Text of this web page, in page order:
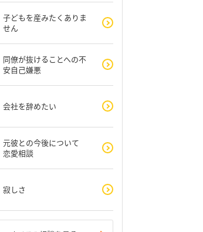
子どもを産みたくありま
せん
同僚が抜けることへの不
安自己嫌悪
会社を辞めたい
元彼との今後について
恋愛相談
寂しさ